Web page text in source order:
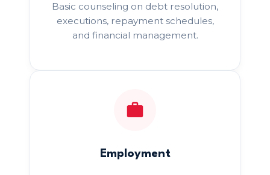
Basic counseling on debt resolution,
executions, repayment schedules,
and financial management.
Employment